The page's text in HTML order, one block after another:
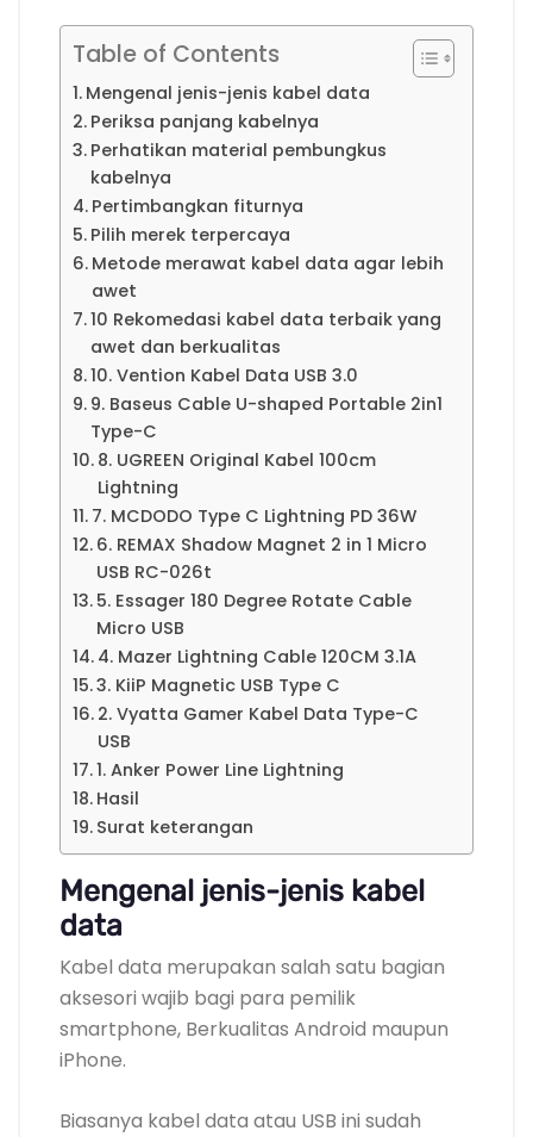
Table of Contents
Mengenal jenis-jenis kabel data
Periksa panjang kabelnya
Perhatikan material pembungkus
kabelnya
Pertimbangkan fiturnya
Pilih merek terpercaya
Metode merawat kabel data agar lebih
awet
10 Rekomedasi kabel data terbaik yang
awet dan berkualitas
10. Vention Kabel Data USB 3.0
9. Baseus Cable U-shaped Portable 2in1
Type-C
8. UGREEN Original Kabel 100cm
Lightning
7. MCDODO Type C Lightning PD 36W
6. REMAX Shadow Magnet 2 in 1 Micro
USB RC-026t
5. Essager 180 Degree Rotate Cable
Micro USB
4. Mazer Lightning Cable 120CM 3.1A
3. KiiP Magnetic USB Type C
2. Vyatta Gamer Kabel Data Type-C
USB
1. Anker Power Line Lightning
Hasil
Surat keterangan
Mengenal jenis-jenis kabel
data
Kabel data merupakan salah satu bagian
aksesori wajib bagi para pemilik
smartphone, Berkualitas Android maupun
iPhone.
Biasanya kabel data atau USB ini sudah